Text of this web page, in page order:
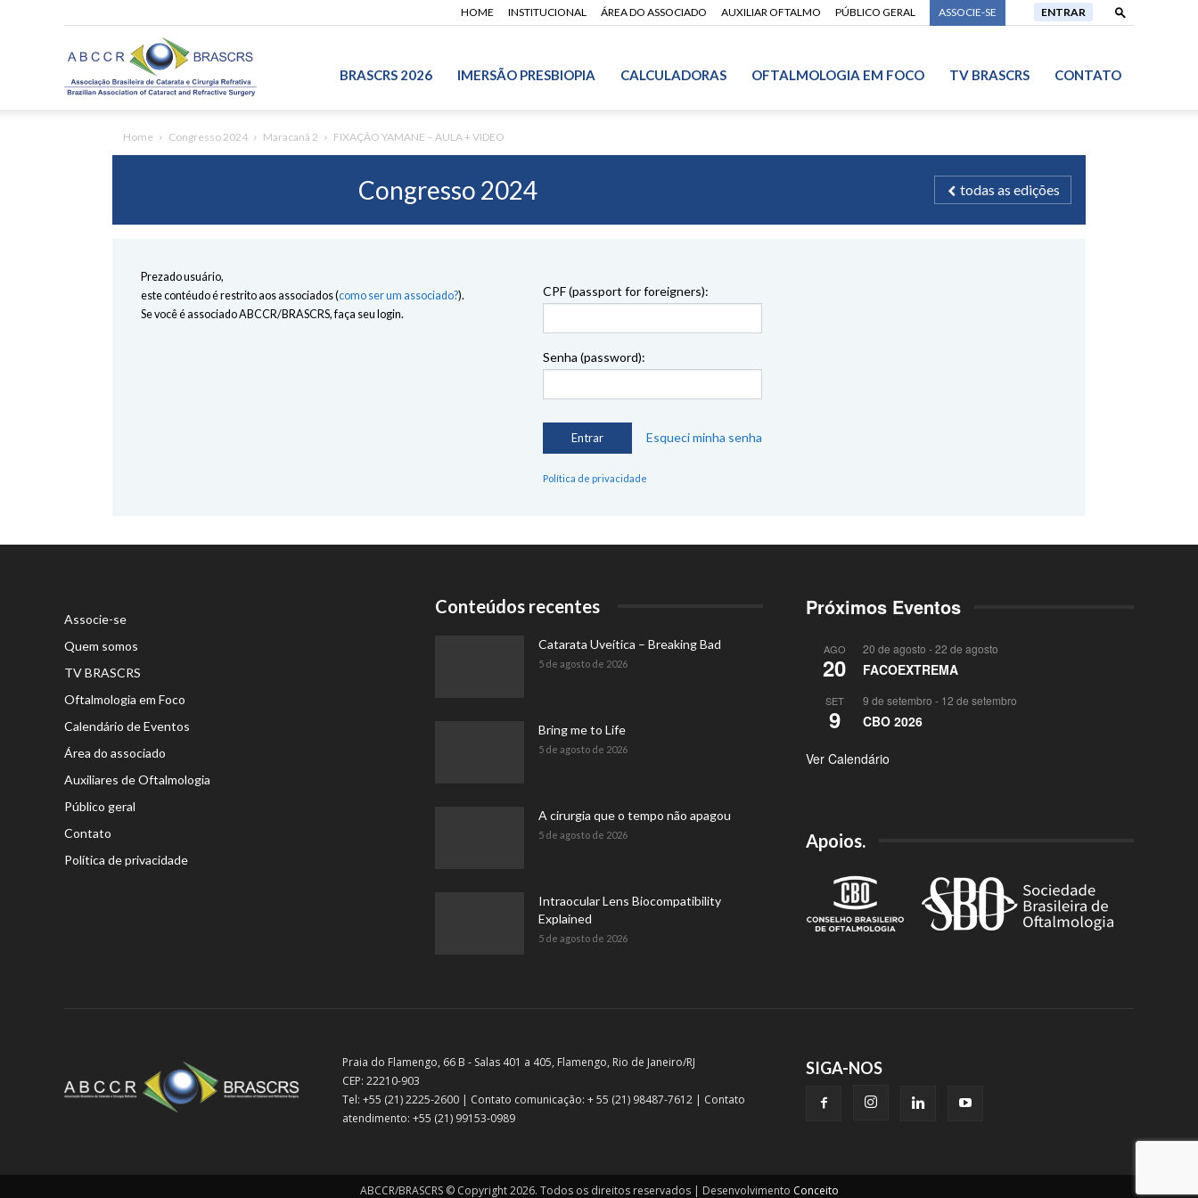
HOME INSTITUCIONAL ÁREA DO ASSOCIADO AUXILIAR OFTALMO PÚBLICO GERAL ASSOCIE-SE ENTRAR
BRASCRS 2026 IMERSÃO PRESBIOPIA CALCULADORAS OFTALMOLOGIA EM FOCO TV BRASCRS CONTATO
Home Congresso 2024 Maracanã 2 FIXAÇÃO YAMANE – AULA + VIDEO
Congresso 2024 todas as edições
Prezado usuário,
este contéudo é restrito aos associados (como ser um associado?).
Se você é associado ABCCR/BRASCRS, faça seu login.
CPF (passport for foreigners):
Senha (password):
Esqueci minha senha
Política de privacidade
Associe-se
Quem somos
TV BRASCRS
Oftalmologia em Foco
Calendário de Eventos
Área do associado
Auxiliares de Oftalmologia
Público geral
Contato
Política de privacidade
Conteúdos recentes
Catarata Uveítica – Breaking Bad
5 de agosto de 2026
Bring me to Life
5 de agosto de 2026
A cirurgia que o tempo não apagou
5 de agosto de 2026
Intraocular Lens Biocompatibility
Explained
5 de agosto de 2026
Próximos Eventos
AGO
20
20 de agosto -22 de agosto
FACOEXTREMA
SET
9
9 de setembro - 12 de setembro
CBO 2026
Ver Calendário
Apoios.
Praia do Flamengo, 66 B - Salas 401 a 405, Flamengo, Rio de Janeiro/RJ
CEP: 22210-903
Tel: +55 (21) 2225-2600 | Contato comunicação: + 55 (21) 98487-7612 | Contato
atendimento: +55 (21) 99153-0989
SIGA-NOS
ABCCR/BRASCRS © Copyright 2026. Todos os direitos reservados | Desenvolvimento Conceito